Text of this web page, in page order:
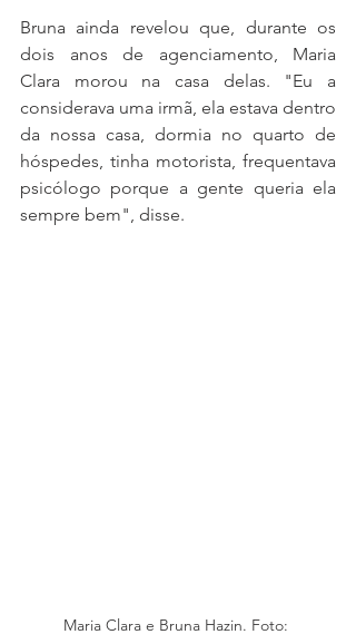
Bruna ainda revelou que, durante os
dois anos de agenciamento, Maria
Clara morou na casa delas. "Eu a
considerava uma irmã, ela estava dentro
da nossa casa, dormia no quarto de
hóspedes, tinha motorista, frequentava
psicólogo porque a gente queria ela
sempre bem", disse.
Maria Clara e Bruna Hazin. Foto: